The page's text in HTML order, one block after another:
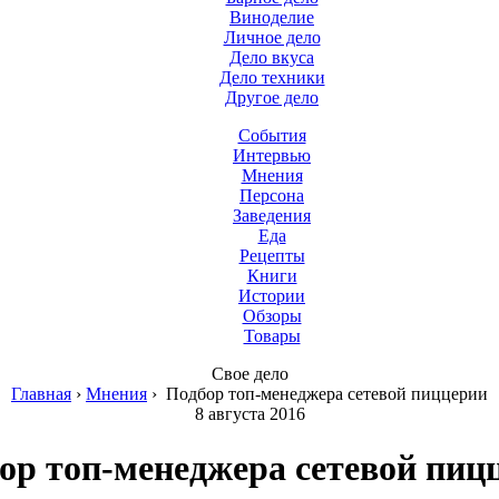
Виноделие
Личное дело
Дело вкуса
Дело техники
Другое дело
События
Интервью
Мнения
Персона
Заведения
Еда
Рецепты
Книги
Истории
Обзоры
Товары
Свое дело
Главная › Мнения › Подбор топ-менеджера сетевой пиццерии
8 августа 2016
топ-менеджера сетевой